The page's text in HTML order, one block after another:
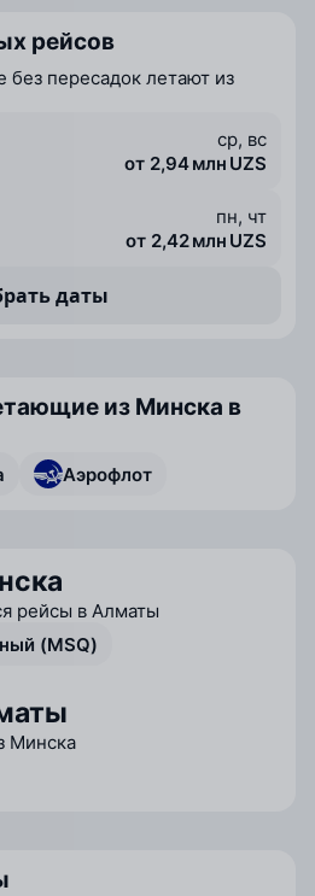
рейсов
пересадок летают из
ср, вс
от 2,94 млн UZS
пн, чт
от 2,42 млн UZS
даты
из Минска в
Аэрофлот
рейсы в Алматы
(MSQ)
Минска